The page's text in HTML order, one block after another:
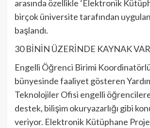
arasında özellikle ‘Elektronik
birçok üniversite tarafından
başlandı.
30 BİNİN ÜZERİNDE KAYNAK VAR
Engelli Öğrenci Birimi
bünyesinde faaliyet gösteren
Teknolojiler Ofisi engelli
destek, bilişim okuryazarlığı gibi
veriyor. Elektronik Kütüphane